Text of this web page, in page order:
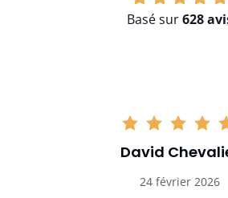
Basé sur628
David
24 février 2026